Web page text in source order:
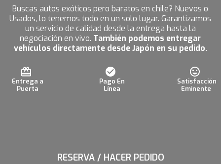
Buscas autos exóticos pero baratos en chile? Nuevos o
Usados, lo tenemos todo en un solo lugar. Garantizamos
un servicio de calidad desde la entrega hasta la
negociación en vivo. También podemos entregar
vehículos directamente desde Japón en su pedido.
Entrega a
Puerta
Pago En
Línea
Satisfacción
Eminente
RESERVA / HACER PEDIDO